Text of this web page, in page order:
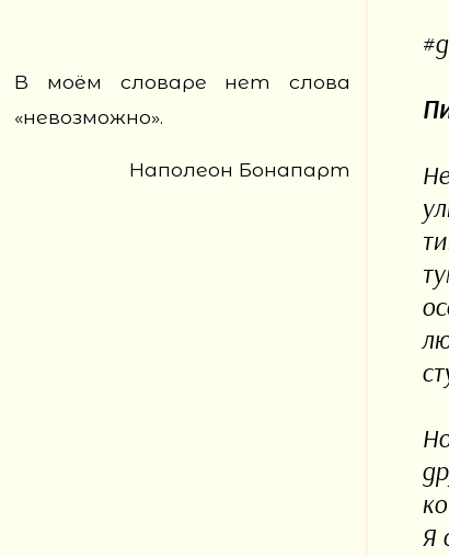
В моём словаре нет слова
«невозможно».
Наполеон Бонапарт
Я